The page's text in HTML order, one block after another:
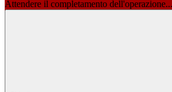
Attendere il completamento dell'operazione...